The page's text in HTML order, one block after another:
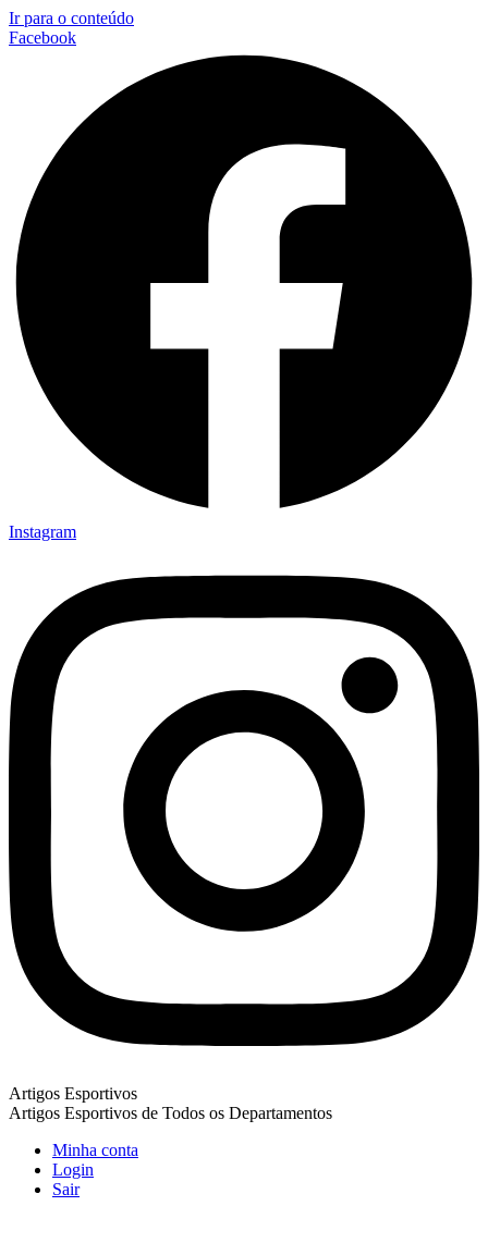
Ir para o conteúdo
Facebook
Instagram
Artigos Esportivos
Artigos Esportivos de Todos os Departamentos
Minha conta
Login
Sair